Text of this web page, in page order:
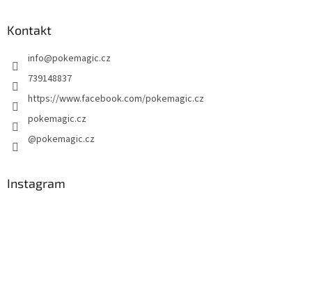
Kontakt
info@pokemagic.cz
739148837
https://www.facebook.com/pokemagic.cz
pokemagic.cz
@pokemagic.cz
Instagram